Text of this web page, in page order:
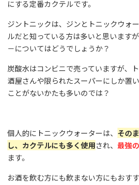
にする定番カクテルです。
ジントニックは、ジンとトニックウォ
ルだと知っている方は多いと思います
－についてはどうでしょうか？
炭酸水はコンビニで売っていますが、
酒屋さんや限られたスーパーにしか置
ことがないかたも多いのでは？
個人的にトニックウォーターは、 その
し、カクテルにも多く使用され、 最強
ます。
お酒を飲む方にも飲まない方にもおすす